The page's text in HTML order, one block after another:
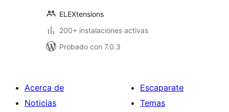
ELEXtensions
200+ instalaciones activas
Probado con 7.0.3
Acerca de
Noticias
Escaparate
Temas